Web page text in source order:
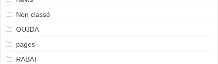
Non classé
OUJDA
pages
RABAT